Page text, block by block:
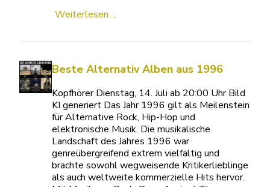
Weiterlesen ...
Beste Alternativ Alben aus 1996
Kopfhörer Dienstag, 14. Juli ab 20:00 Uhr Bild
KI generiert Das Jahr 1996 gilt als Meilenstein
für Alternative Rock, Hip-Hop und
elektronische Musik. Die musikalische
Landschaft des Jahres 1996 war
genreübergreifend extrem vielfältig und
brachte sowohl wegweisende Kritikerlieblinge
als auch weltweite kommerzielle Hits hervor.